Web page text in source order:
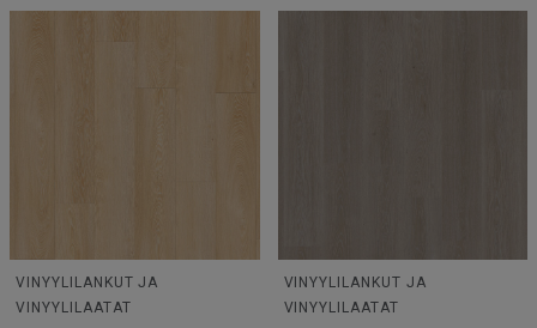
VINYYLILANKUT JA
VINYYLILAATAT
VINYYLILANKUT JA
VINYYLILAATAT